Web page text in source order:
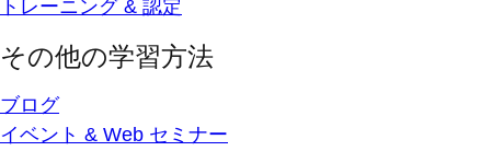
トレーニング & 認定
その他の学習方法
ブログ
イベント & Web セミナー